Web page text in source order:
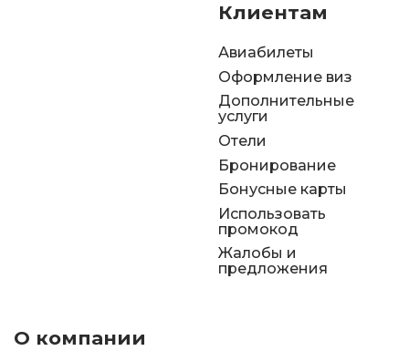
Клиентам
Авиабилеты
Оформление виз
Дополнительные
услуги
Отели
Бронирование
Бонусные карты
Использовать
промокод
Жалобы и
предложения
О компании